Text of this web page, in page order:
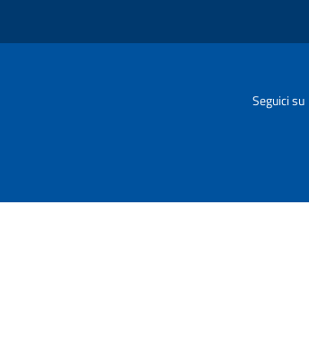
Seguici su